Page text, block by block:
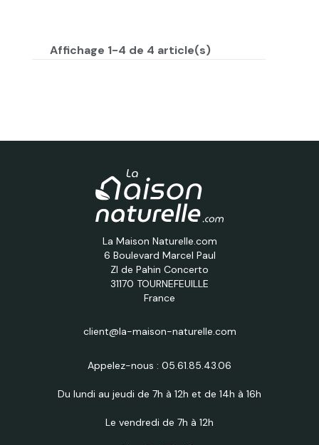
Affichage 1-4 de 4 article(s)
La Maison Naturelle.com
6 Boulevard Marcel Paul
ZI de Pahin Concerto
31170 TOURNEFEUILLE
France
client@la-maison-naturelle.com
Appelez-nous : 05.61.85.43.06
Du lundi au jeudi de 7h à 12h et de 14h à 16h
Le vendredi de 7h à 12h